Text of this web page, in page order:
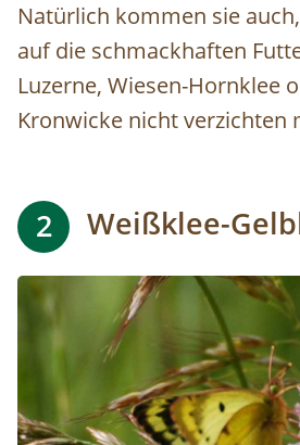
Natürlich kommen sie
auf die schmackhaften
Luzerne, Wiesen-Hornklee
Kronwicke nicht verzichten
2 Weißklee-
Image